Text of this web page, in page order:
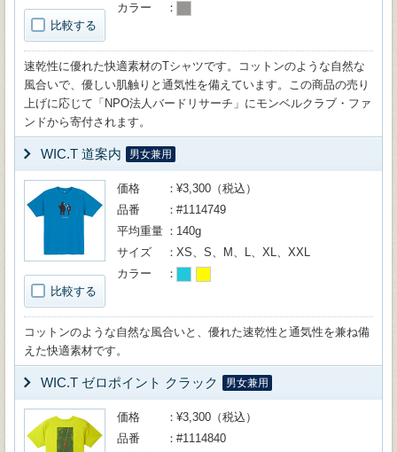
比較する
カラー
速乾性に優れた快適素材のTシャツです。コットンのような自然な
風合いで、優しい肌触りと通気性を備えています。この商品の売り
上げに応じて「NPO法人バードリサーチ」にモンベルクラブ・ファ
ンドから寄付されます。
WIC.T 道案内 男女兼用
比較する
価格
¥3,300（税込）
品番
#1114749
平均重量
140g
サイズ
XS、S、M、L、XL、XXL
カラー
コットンのような自然な風合いと、優れた速乾性と通気性を兼ね備
えた快適素材です。
WIC.T ゼロポイント クラック 男女兼用
価格
¥3,300（税込）
品番
#1114840